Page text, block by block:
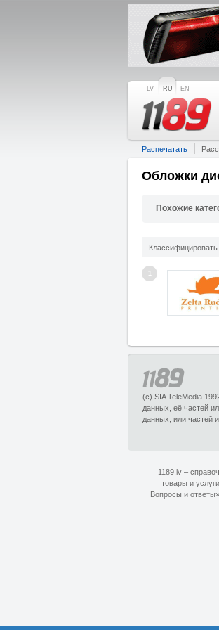
LV RU EN
Распечатать
Обложки
Похожие
Классифицировать
1
(c) SIA TeleMedia
данных, её частей
данных, или частей
1189.lv –
товары и
Вопросы и